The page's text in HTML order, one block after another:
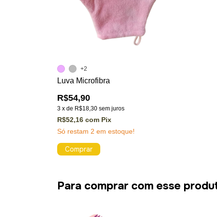
Luva Microfibra
R$54,90
3 x de R$18,30 sem juros
R$52,16 com Pix
Só restam 2 em estoque!
+2
Comprar
Para comprar com esse